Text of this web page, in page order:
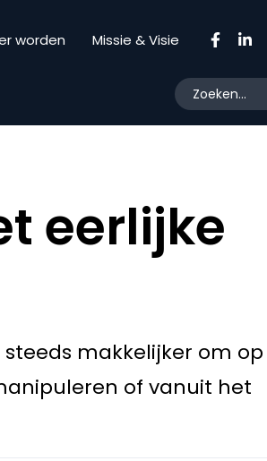
worden Missie & Visie
eerlijke
makkelijker om op
of vanuit het